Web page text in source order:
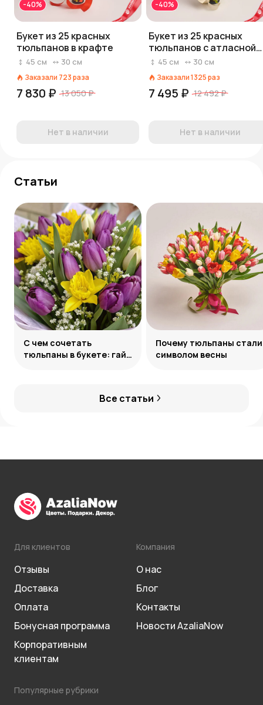
-40%
Букет из 25 красных
тюльпанов в крафте
45 см 30 см
Заказали 723раза
7 830 ₽ 13 050 ₽
Нет в наличии
-40%
Букет из 25 красных
тюльпанов с атласной
лентой, Россия
45 см 30 см
Заказали1325раз
7 495 ₽ 12 492 ₽
Нет в наличии
Статьи
Все статьи
С чем сочетать
тюльпаны в букете: гайд
Почему тюльпаны стали
символом весны
Для клиентов
Отзывы
Доставка
Оплата
Бонусная программа
Корпоративным
клиентам
Компания
О нас
Блог
Контакты
Новости AzaliaNow
Популярные рубрики